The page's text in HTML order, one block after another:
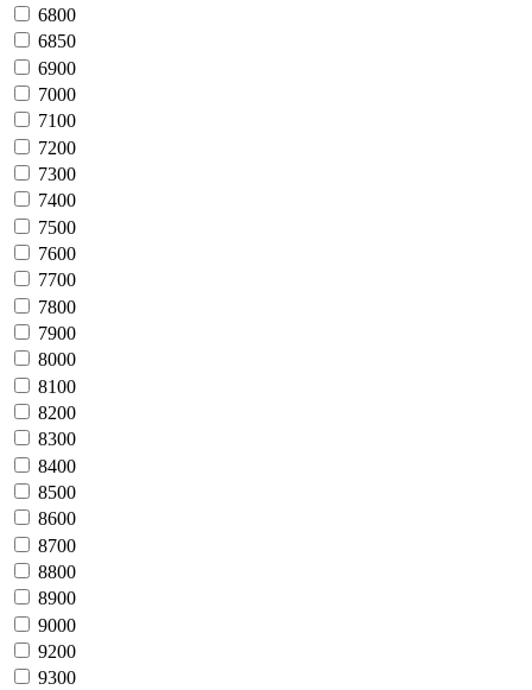
6800
6850
6900
7000
7100
7200
7300
7400
7500
7600
7700
7800
7900
8000
8100
8200
8300
8400
8500
8600
8700
8800
8900
9000
9200
9300